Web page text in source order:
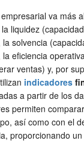
va más
liquidez
solvencia
eficiencia
ventas) y, por
indicadores
a partir de los
permiten
así como con el
proporcionando